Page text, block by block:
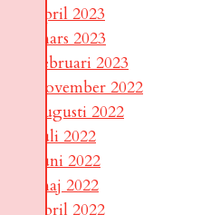
april 2023
mars 2023
februari 2023
november 2022
augusti 2022
juli 2022
juni 2022
maj 2022
april 2022